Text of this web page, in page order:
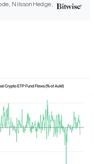
NilssonHedge,